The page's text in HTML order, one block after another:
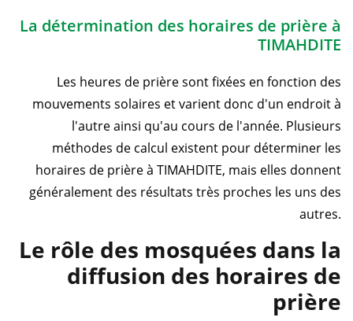
La détermination des horaires de prière à
TIMAHDITE
Les heures de prière sont fixées en fonction des
mouvements solaires et varient donc d'un endroit à
l'autre ainsi qu'au cours de l'année. Plusieurs
méthodes de calcul existent pour déterminer les
horaires de prière à TIMAHDITE, mais elles donnent
généralement des résultats très proches les uns des
autres.
Le rôle des mosquées dans la
diffusion des horaires de
prière